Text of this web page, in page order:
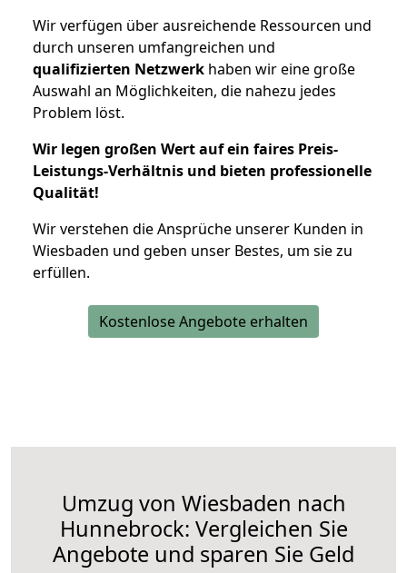
Wir verfügen über ausreichende Ressourcen und
durch unseren umfangreichen und
qualifizierten Netzwerk haben wir eine große
Auswahl an Möglichkeiten, die nahezu jedes
Problem löst.
Wir legen großen Wert auf ein faires Preis-
Leistungs-Verhältnis und bieten professionelle
Qualität!
Wir verstehen die Ansprüche unserer Kunden in
Wiesbaden und geben unser Bestes, um sie zu
erfüllen.
Kostenlose Angebote erhalten
Umzug von Wiesbaden nach
Hunnebrock: Vergleichen Sie
Angebote und sparen Sie Geld